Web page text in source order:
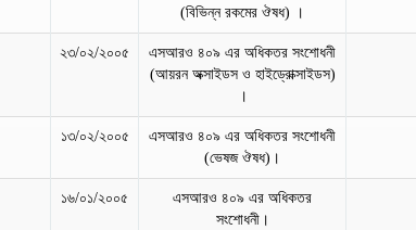
(বিভিন্ন রকমের ঔষধ) ।
২৩/০২/২০০৫
এসআরও ৪০৯ এর অধিকতর সংশোধনী
(আয়রন অক্সাইডস ও হাইড্রোক্সাইডস)
।
১৩/০২/২০০৫
এসআরও ৪০৯ এর অধিকতর সংশোধনী
(ভেষজ ঔষধ)।
১৬/০১/২০০৫
এসআরও ৪০৯ এর অধিকতর
সংশোধনী।